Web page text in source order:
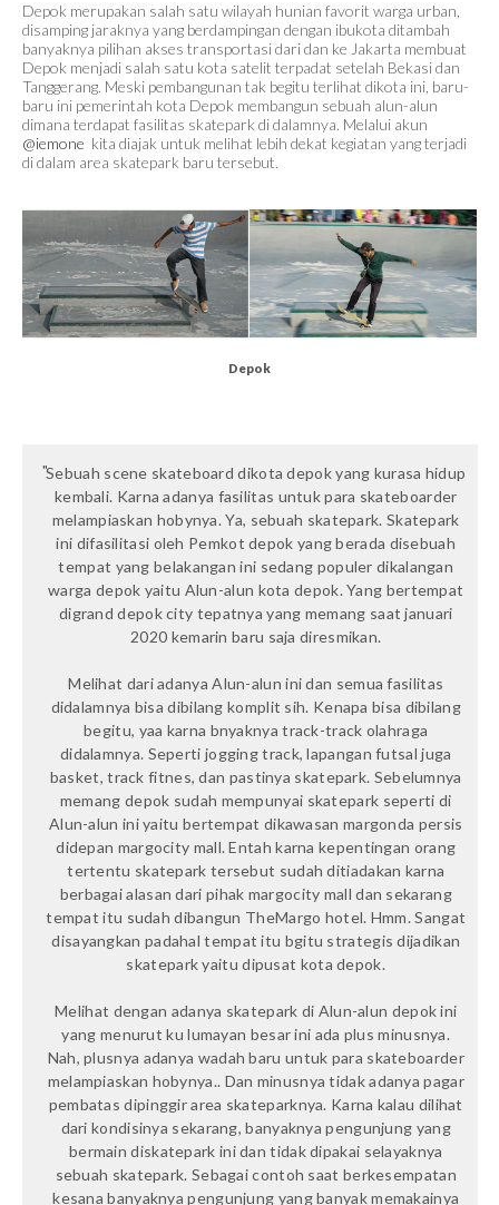
Depok merupakan salah satu wilayah hunian favorit warga urban,
disamping jaraknya yang berdampingan dengan ibukota ditambah
banyaknya pilihan akses transportasi dari dan ke Jakarta membuat
Depok menjadi salah satu kota satelit terpadat setelah Bekasi dan
Tanggerang. Meski pembangunan tak begitu terlihat dikota ini, baru-
baru ini pemerintah kota Depok membangun sebuah alun-alun
dimana terdapat fasilitas skatepark di dalamnya. Melalui akun
@iemone kita diajak untuk melihat lebih dekat kegiatan yang terjadi
di dalam area skatepark baru tersebut.
Depok
Sebuah scene skateboard dikota depok yang kurasa hidup
kembali. Karna adanya fasilitas untuk para skateboarder
melampiaskan hobynya. Ya, sebuah skatepark. Skatepark
ini difasilitasi oleh Pemkot depok yang berada disebuah
tempat yang belakangan ini sedang populer dikalangan
warga depok yaitu Alun-alun kota depok. Yang bertempat
digrand depok city tepatnya yang memang saat januari
2020 kemarin baru saja diresmikan.
Melihat dari adanya Alun-alun ini dan semua fasilitas
didalamnya bisa dibilang komplit sih. Kenapa bisa dibilang
begitu, yaa karna bnyaknya track-track olahraga
didalamnya. Seperti jogging track, lapangan futsal juga
basket, track fitnes, dan pastinya skatepark. Sebelumnya
memang depok sudah mempunyai skatepark seperti di
Alun-alun ini yaitu bertempat dikawasan margonda persis
didepan margocity mall. Entah karna kepentingan orang
tertentu skatepark tersebut sudah ditiadakan karna
berbagai alasan dari pihak margocity mall dan sekarang
tempat itu sudah dibangun TheMargo hotel. Hmm. Sangat
disayangkan padahal tempat itu bgitu strategis dijadikan
skatepark yaitu dipusat kota depok.
Melihat dengan adanya skatepark di Alun-alun depok ini
yang menurut ku lumayan besar ini ada plus minusnya.
Nah, plusnya adanya wadah baru untuk para skateboarder
melampiaskan hobynya.. Dan minusnya tidak adanya pagar
pembatas dipinggir area skateparknya. Karna kalau dilihat
dari kondisinya sekarang, banyaknya pengunjung yang
bermain diskatepark ini dan tidak dipakai selayaknya
sebuah skatepark. Sebagai contoh saat berkesempatan
kesana banyaknya pengunjung yang banyak memakainya